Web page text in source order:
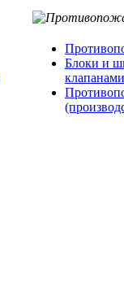
Блоки и
клапанами